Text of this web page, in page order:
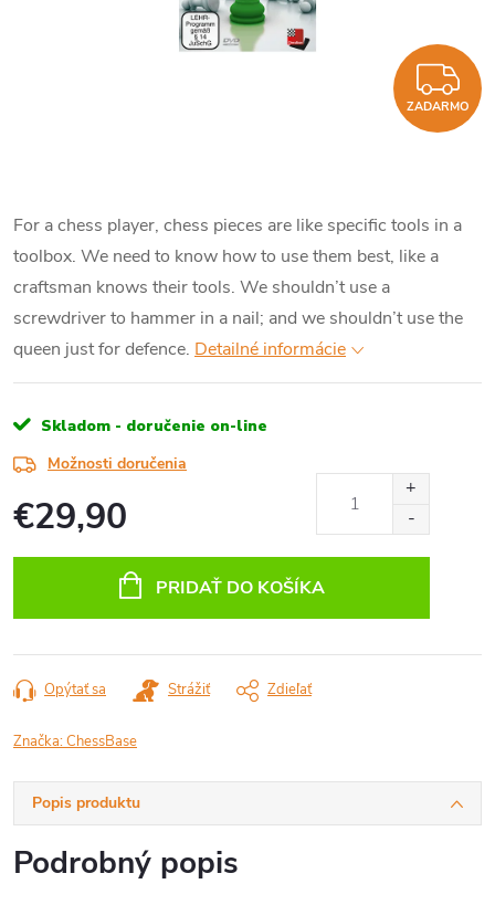
ZADARMO
For a chess player, chess pieces are like specific tools in a
toolbox. We need to know how to use them best, like a
craftsman knows their tools. We shouldn’t use a
screwdriver to hammer in a nail; and we shouldn’t use the
queen just for defence. Detailné informácie
Skladom - doručenie on-line
Možnosti doručenia
€29,90
PRIDAŤ DO KOŠÍKA
Opýtať sa Strážiť Zdieľať
Značka:ChessBase
Popis produktu
Podrobný popis